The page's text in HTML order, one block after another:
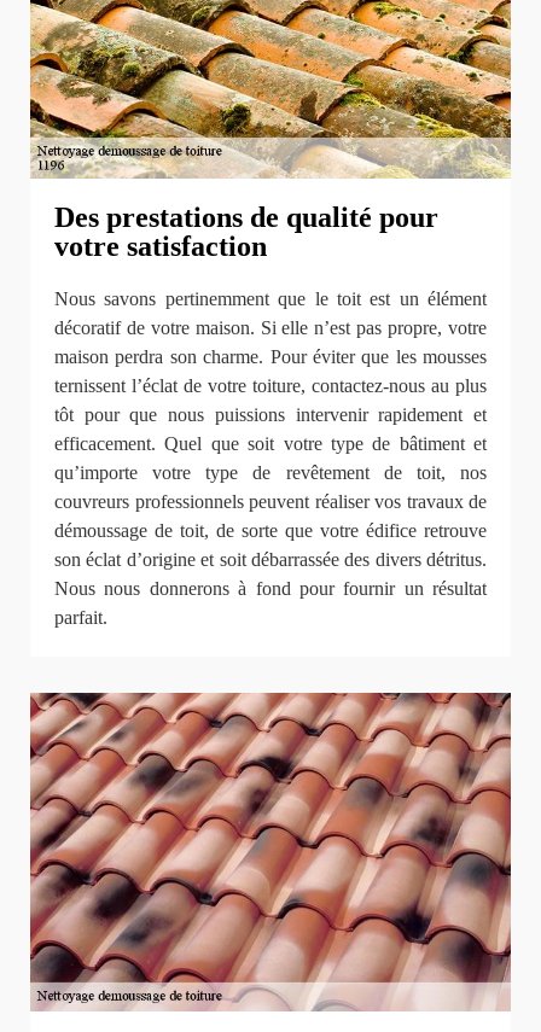
Des prestations de qualité pour
votre satisfaction
Nous savons pertinemment que le toit est un élément
décoratif de votre maison. Si elle n’est pas propre, votre
maison perdra son charme. Pour éviter que les mousses
ternissent l’éclat de votre toiture, contactez-nous au plus
tôt pour que nous puissions intervenir rapidement et
efficacement. Quel que soit votre type de bâtiment et
qu’importe votre type de revêtement de toit, nos
couvreurs professionnels peuvent réaliser vos travaux de
démoussage de toit, de sorte que votre édifice retrouve
son éclat d’origine et soit débarrassée des divers détritus.
Nous nous donnerons à fond pour fournir un résultat
parfait.